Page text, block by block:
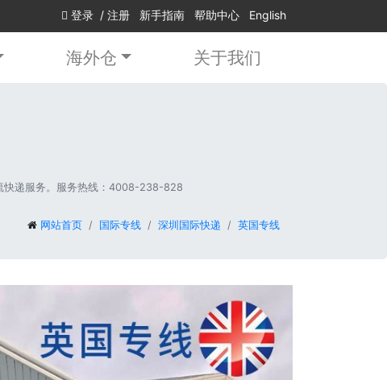
登录 / 注册 新手指南 帮助中心 English
海外仓 关于我们
快递服务。服务热线：4008-238-828
网站首页 国际专线 深圳国际快递 英国专线